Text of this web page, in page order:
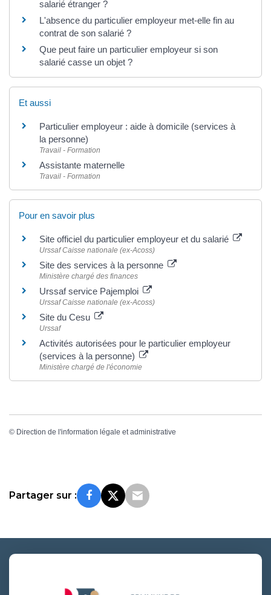
salarié étranger ?
L'absence du particulier employeur met-elle fin au
contrat de son salarié ?
Que peut faire un particulier employeur si son
salarié casse un objet ?
Et aussi
Particulier employeur : aide à domicile (services à
la personne)
Travail - Formation
Assistante maternelle
Travail - Formation
Pour en savoir plus
Site officiel du particulier employeur et du salarié
Urssaf Caisse nationale (ex-Acoss)
Site des services à la personne
Ministère chargé des finances
Urssaf service Pajemploi
Urssaf Caisse nationale (ex-Acoss)
Site du Cesu
Urssaf
Activités autorisées pour le particulier employeur
(services à la personne)
Ministère chargé de l'économie
© Direction de l'information légale et administrative
Partager sur :